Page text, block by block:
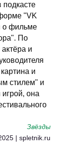
"VK
о фильме
По
и
и
стилем" и
она
Звёзды
| spletnik.ru